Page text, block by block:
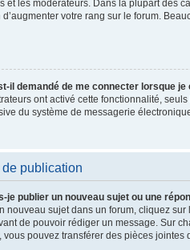
et les modérateurs. Dans la plupart des
votre rang sur le forum.
il demandé de me connecter lorsque
ont activé cette fonctionnalité,
du système de messagerie
publication
je publier un nouveau sujet ou une
nouveau sujet dans un forum, cliquez
de pouvoir rédiger un message. Sur
vous pouvez transférer des pièces jointes